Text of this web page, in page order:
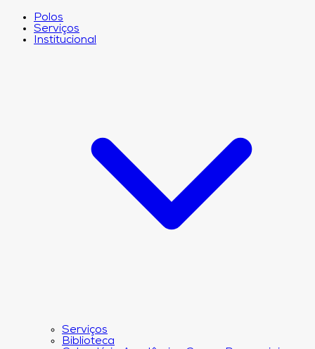
Polos
Serviços
Institucional
Serviços
Biblioteca